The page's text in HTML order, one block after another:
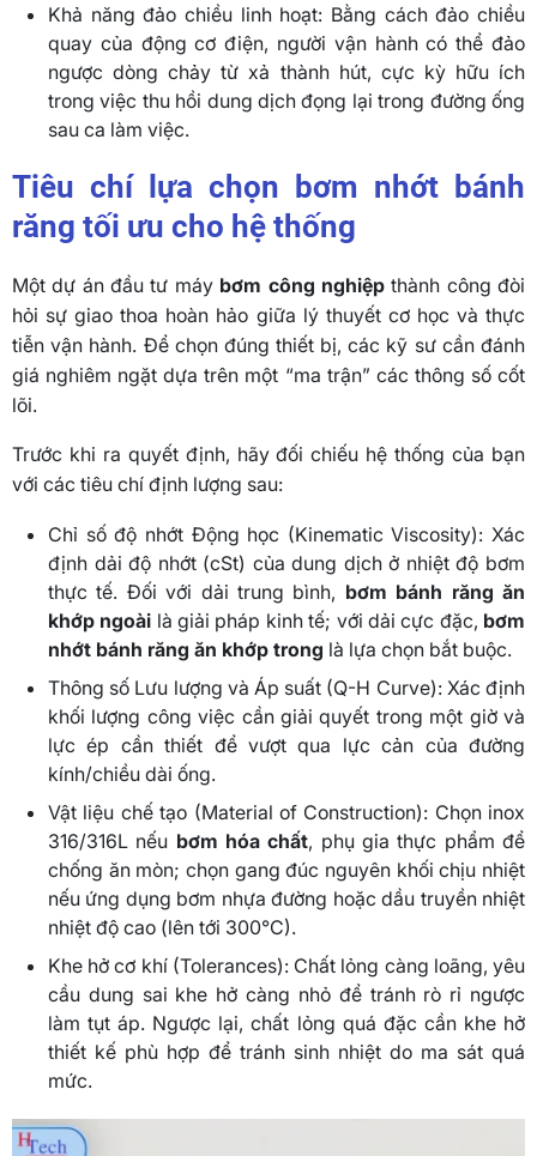
Khả năng đảo chiều linh hoạt: Bằng cách đảo chiều
quay của động cơ điện, người vận hành có thể đảo
ngược dòng chảy từ xả thành hút, cực kỳ hữu ích
trong việc thu hồi dung dịch đọng lại trong đường ống
sau ca làm việc.
Tiêu chí lựa chọn bơm nhớt bánh
răng tối ưu cho hệ thống
Một dự án đầu tư máy bơm công nghiệpthành công đòi
hỏi sự giao thoa hoàn hảo giữa lý thuyết cơ học và thực
tiễn vận hành. Để chọn đúng thiết bị, các kỹ sư cần đánh
giá nghiêm ngặt dựa trên một “ma trận” các thông số cốt
lõi.
Trước khi ra quyết định, hãy đối chiếu hệ thống của bạn
với các tiêu chí định lượng sau:
Chỉ số độ nhớt Động học (Kinematic Viscosity): Xác
định dải độ nhớt (cSt) của dung dịch ở nhiệt độ bơm
thực tế. Đối với dải trung bình, bơm bánh răng ăn
khớp ngoài là giải pháp kinh tế; với dải cực đặc, bơm
nhớt bánh răng ăn khớp trong là lựa chọn bắt buộc.
Thông số Lưu lượng và Áp suất (Q-H Curve): Xác định
khối lượng công việc cần giải quyết trong một giờ và
lực ép cần thiết để vượt qua lực cản của đường
kính/chiều dài ống.
Vật liệu chế tạo (Material of Construction): Chọn inox
316/316L nếu bơm hóa chất, phụ gia thực phẩm để
chống ăn mòn; chọn gang đúc nguyên khối chịu nhiệt
nếu ứng dụng bơm nhựa đường hoặc dầu truyền nhiệt
nhiệt độ cao (lên tới 300°C).
Khe hở cơ khí (Tolerances): Chất lỏng càng loãng, yêu
cầu dung sai khe hở càng nhỏ để tránh rò rỉ ngược
làm tụt áp. Ngược lại, chất lỏng quá đặc cần khe hở
thiết kế phù hợp để tránh sinh nhiệt do ma sát quá
mức.